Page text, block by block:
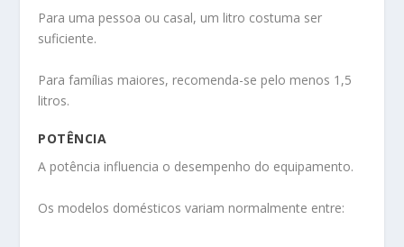
Para uma pessoa ou casal, um litro costuma ser
suficiente.
Para famílias maiores, recomenda-se pelo menos 1,5
litros.
POTÊNCIA
A potência influencia o desempenho do equipamento.
Os modelos domésticos variam normalmente entre: